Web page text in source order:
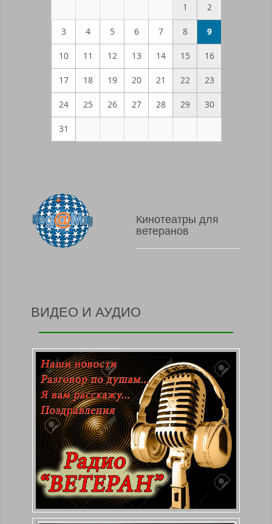
1
2
3 4 5 6 7 8 9
10 11 12 13 14 15 16
17 18 19 20 21 22 23
24 25 26 27 28 29 30
31
Кинотеатры для
ветеранов
ВИДЕО И АУДИО